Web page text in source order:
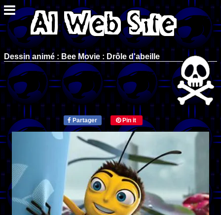
Dessin animé : Bee Movie : Drôle d'abeille
Partager Pin it